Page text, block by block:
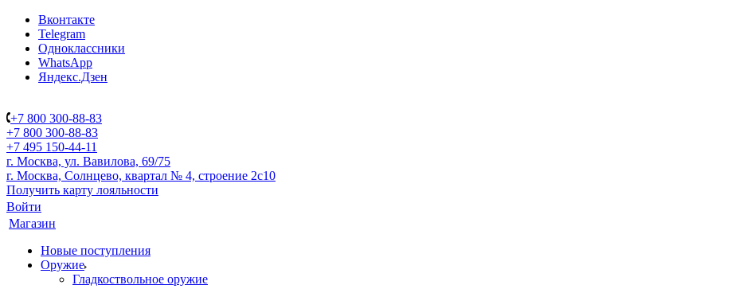
Вконтакте
Telegram
Одноклассники
WhatsApp
Яндекс.Дзен
+7 800 300-88-83
+7 800 300-88-83
+7 495 150-44-11
г. Москва, ул. Вавилова, 69/75
г. Москва, Солнцево, квартал № 4, строение 2с10
Получить карту лояльности
Войти
Магазин
Новые поступления
Оружие
Гладкоствольное оружие